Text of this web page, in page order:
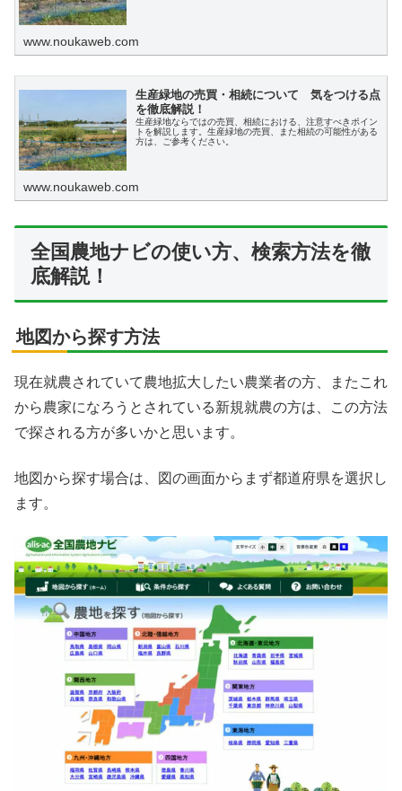
www.noukaweb.com
生産緑地の売買・相続について 気をつける点
を徹底解説！
生産緑地ならではの売買、相続における、注意すべきポイン
トを解説します。生産緑地の売買、また相続の可能性がある
方は、ご参考ください。
www.noukaweb.com
全国農地ナビの使い方、検索方法を徹
底解説！
地図から探す方法
現在就農されていて農地拡大したい農業者の方、またこれ
から農家になろうとされている新規就農の方は、この方法
で探される方が多いかと思います。
地図から探す場合は、図の画面からまず都道府県を選択し
ます。